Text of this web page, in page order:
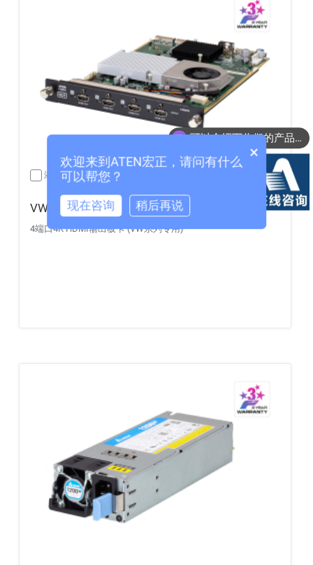
添加到比较
VW884
4端口4K HDMI输出板卡 (VW系列专用)
可以介绍下你们的产品么？
你们是怎么收费的呢？
×
欢迎来到ATEN宏正，请问有什么
可以帮您？
现在咨询 稍后再说